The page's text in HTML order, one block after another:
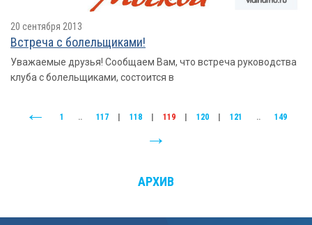
20 сентября 2013
Встреча с болельщиками!
Уважаемые друзья! Сообщаем Вам, что встреча руководства
клуба с болельщиками, состоится в
1 .. 117 | 118 | 119 | 120 | 121 .. 149
АРХИВ